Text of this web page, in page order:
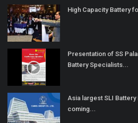
High Capacity Battery
Presentation of SS
Battery Specialists...
Asia largest SLI
coming...